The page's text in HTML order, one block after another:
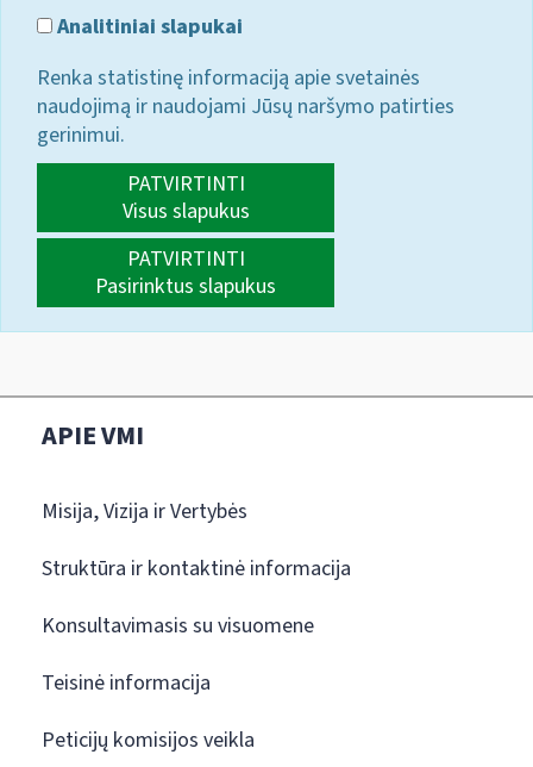
Analitiniai slapukai
Renka statistinę informaciją apie svetainės
naudojimą ir naudojami Jūsų naršymo patirties
gerinimui.
PATVIRTINTI
Visus slapukus
PATVIRTINTI
Pasirinktus slapukus
APIE VMI
Misija, Vizija ir Vertybės
Struktūra ir kontaktinė informacija
Konsultavimasis su visuomene
Teisinė informacija
Peticijų komisijos veikla